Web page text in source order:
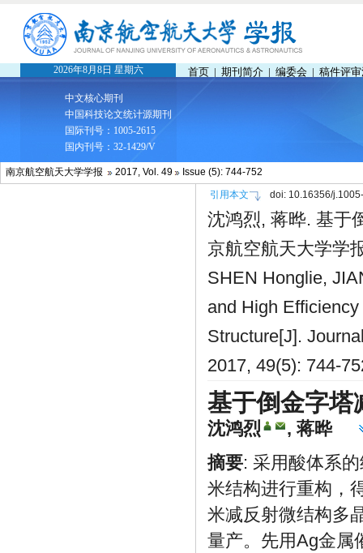
南京航空航天大学学报 2017, Vol. 49
Issue (5): 744-752
引用本文
doi: 10.16356/
沈鸿烈, 蒋晔. 基于
京航空航天大学学
SHEN Honglie,
and High
Structure[J].
2017, 49(5): 744-
基于倒金字塔
沈鸿烈 ,蒋晔
摘要: 采用酸体系
米结构进行重构，
米减反射微结构多
量产。先用Ag金属